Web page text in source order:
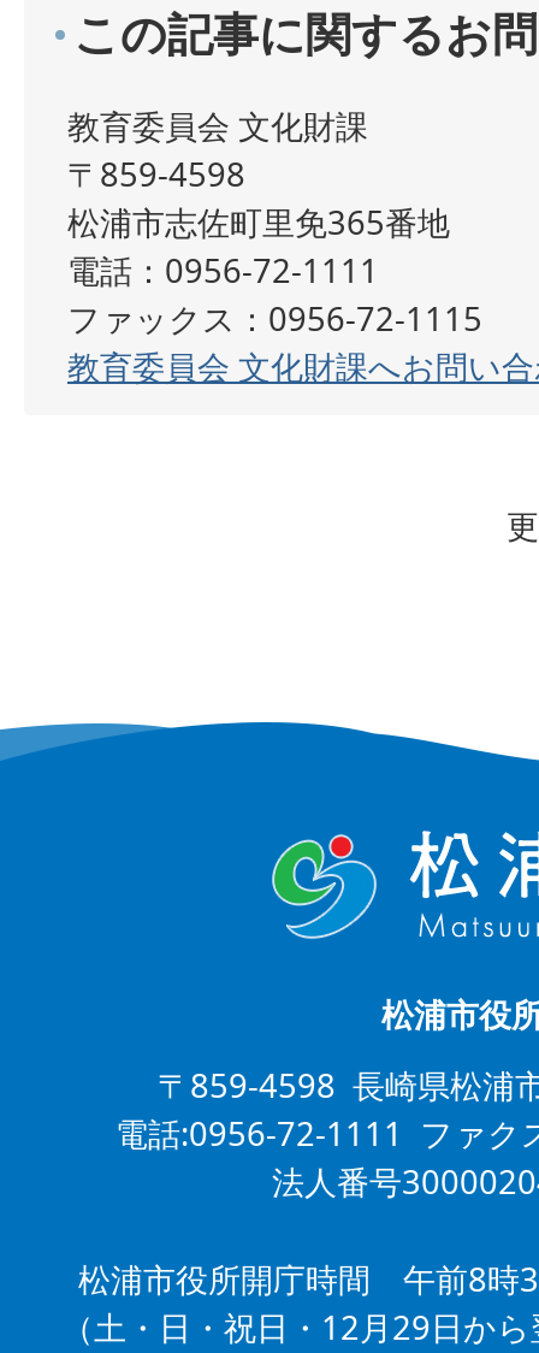
この記事に関するお
教育委員会 文化財課
〒859-4598
松浦市志佐町里免365番地
電話：0956-72-1111
ファックス：0956-72-1115
教育委員会 文化財課へお問い
松浦市役
〒859-4598 長崎県松浦
電話:0956-72-1111 ファ
法人番号
松浦市役所開庁時間 午前8時
（土・日・祝日・12月29日か